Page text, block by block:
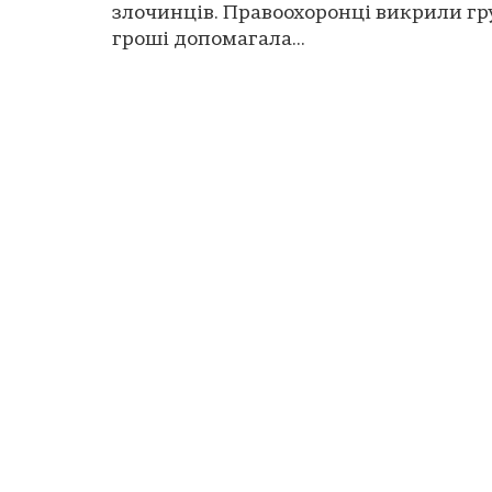
злочинців. Правоохоронці викрили
гроші допомагала...